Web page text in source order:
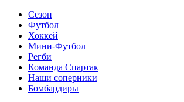
Сезон
Футбол
Хоккей
Мини-Футбол
Регби
Команда Спартак
Наши соперники
Бомбардиры